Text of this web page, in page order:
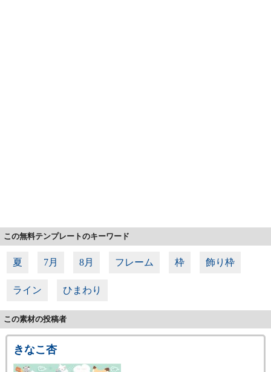
この無料テンプレートのキーワード
夏 7月 8月 フレーム 枠 飾り枠
ライン ひまわり
この素材の投稿者
きなこ杏